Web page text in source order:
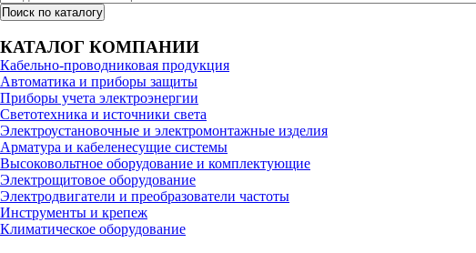
КАТАЛОГ КОМПАНИИ
Кабельно-проводниковая продукция
Автоматика и приборы защиты
Приборы учета электроэнергии
Светотехника и источники света
Электроустановочные и электромонтажные изделия
Арматура и кабеленесущие системы
Высоковольтное оборудование и комплектующие
Электрощитовое оборудование
Электродвигатели и преобразователи частоты
Инструменты и крепеж
Климатическое оборудование